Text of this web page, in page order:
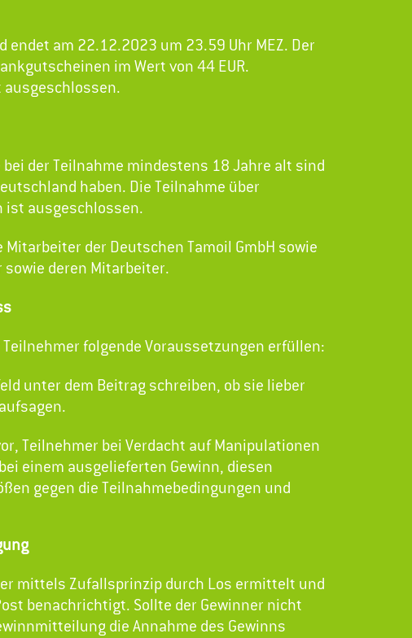
am 22.12.2023 um 23.59 Uhr MEZ. Der
im Wert von 44 EUR.
ausgeschlossen.
der Teilnahme mindestens 18 Jahre alt sind
haben. Die Teilnahme über
ist ausgeschlossen.
der Deutschen Tamoil GmbH sowie
deren Mitarbeiter.
folgende Voraussetzungen erfüllen:
unter dem Beitrag schreiben, ob sie lieber
Teilnehmer bei Verdacht auf Manipulationen
einem ausgelieferten Gewinn, diesen
gegen die Teilnahmebedingungen und
mittels Zufallsprinzip durch Los ermittelt und
benachrichtigt. Sollte der Gewinner nicht
die Annahme des Gewinns